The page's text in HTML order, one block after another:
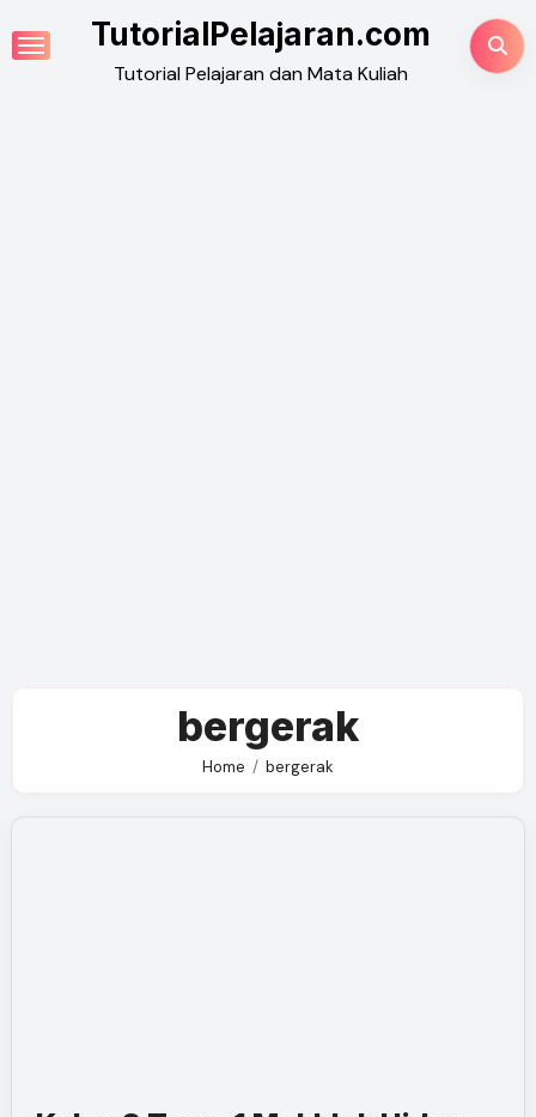
to
TutorialPelajaran.com
Tutorial Pelajaran dan Mata Kuliah
bergerak
Home bergerak